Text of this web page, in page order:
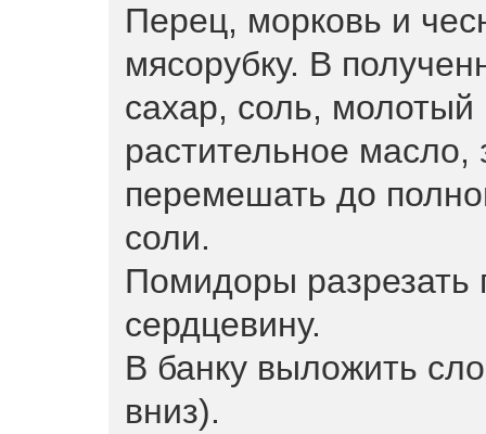
Перец, морковь и
мясорубку. В
сахар, соль,
растительное масло,
перемешать до
соли.
Помидоры разрезать
сердцевину.
В банку выложить
вниз).